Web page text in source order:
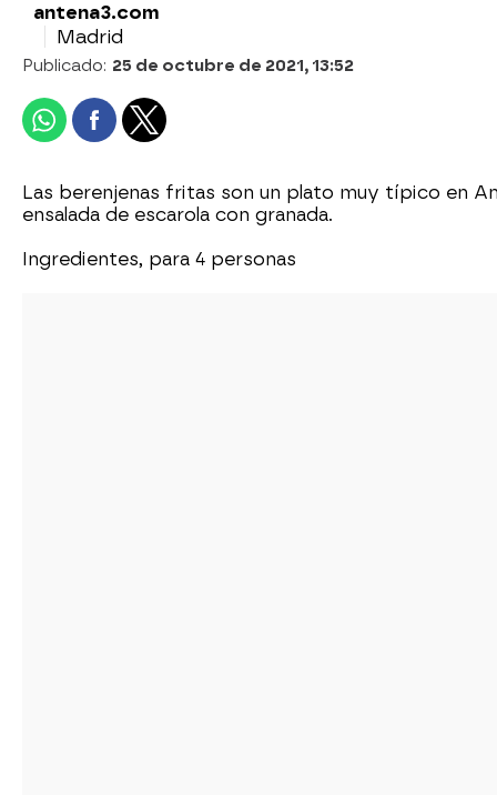
antena3.com
Madrid
Publicado: 25 de octubre de 2021, 13:52
Las berenjenas fritas son un plato muy típico en
ensalada de escarola con granada.
Ingredientes, para 4 personas